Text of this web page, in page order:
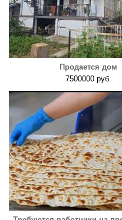
Продается дом
7500000 руб.